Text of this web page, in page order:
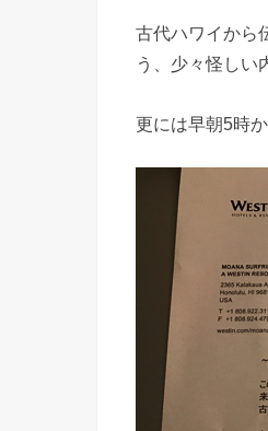
古代ハワイから
う、少々怪しい
更には早朝5時